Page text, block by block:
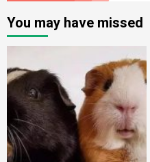
You may have missed